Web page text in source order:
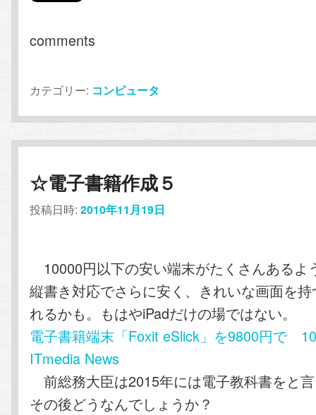
comments
カテゴリー: コンピュータ
☆電子書籍作成５
投稿日時:2010年11月19日
10000円以下の安い端末がたくさんあるよ
縦書き対応でさらに安く、きれいな画面を
れるかも。もはやiPadだけの場ではない。
電子書籍端末「Foxit eSlick」を9800円で
ITmedia News
前総務大臣は2015年には電子教科書をと
その後どうなんでしょうか？